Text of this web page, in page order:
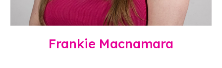
Frankie Macnamara